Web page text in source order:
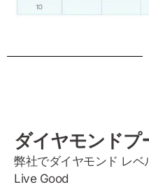
ダイヤモンドプ
弊社でダイヤモンド レベ
Live Good